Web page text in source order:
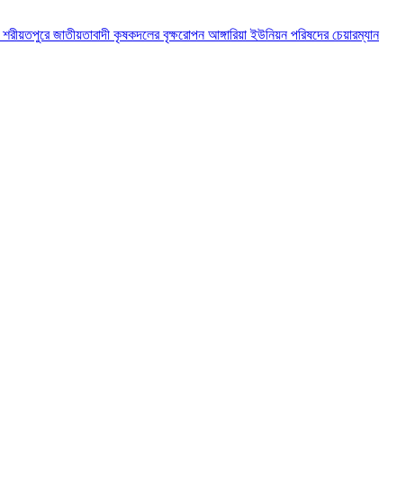
শরীয়তপুরে জাতীয়তাবাদী কৃষকদলের বৃক্ষরোপনআঙ্গারিয়া ইউনিয়ন পরিষদের চেয়ারম্যান